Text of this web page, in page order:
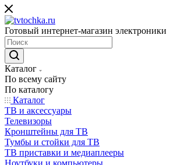
Готовый интернет-магазин электроники
Каталог
По всему сайту
По каталогу
Каталог
ТВ и аксессуары
Телевизоры
Кронштейны для ТВ
Тумбы и стойки для ТВ
ТВ приставки и медиаплееры
Ноутбуки и компьютеры